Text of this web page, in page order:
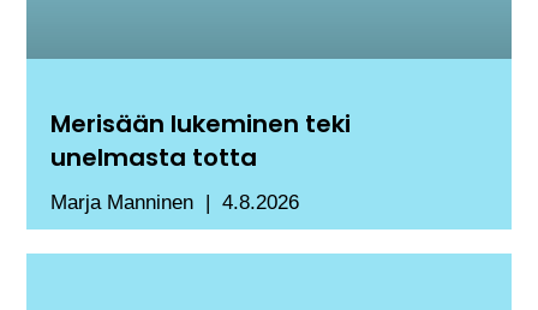
Merisään lukeminen teki
unelmasta totta
Marja Manninen 4.8.2026